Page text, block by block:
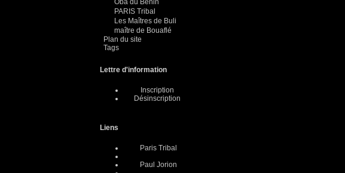
Oba du Benin
PARIS Tribal
Les Maîtres de Buli
maître de Bouaflé
Plan du site
Tags
Lettre d'information
Inscription
Désinscription
Liens
Paris Tribal
Paul Jorion